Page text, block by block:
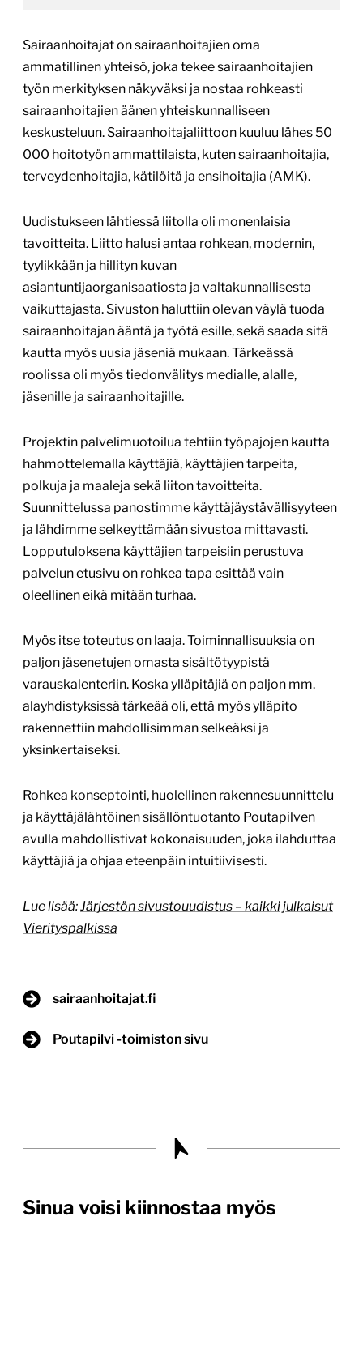
Sairaanhoitajat on sairaanhoitajien oma
ammatillinen yhteisö, joka tekee sairaanhoitajien
työn merkityksen näkyväksi ja nostaa rohkeasti
sairaanhoitajien äänen yhteiskunnalliseen
keskusteluun. Sairaanhoitajaliittoon kuuluu lähes 50
000 hoitotyön ammattilaista, kuten sairaanhoitajia,
terveydenhoitajia, kätilöitä ja ensihoitajia (AMK).
Uudistukseen lähtiessä liitolla oli monenlaisia
tavoitteita. Liitto halusi antaa rohkean, modernin,
tyylikkään ja hillityn kuvan
asiantuntijaorganisaatiosta ja valtakunnallisesta
vaikuttajasta. Sivuston haluttiin olevan väylä tuoda
sairaanhoitajan ääntä ja työtä esille, sekä saada sitä
kautta myös uusia jäseniä mukaan. Tärkeässä
roolissa oli myös tiedonvälitys medialle, alalle,
jäsenille ja sairaanhoitajille.
Projektin palvelimuotoilua tehtiin työpajojen kautta
hahmottelemalla käyttäjiä, käyttäjien tarpeita,
polkuja ja maaleja sekä liiton tavoitteita.
Suunnittelussa panostimme käyttäjäystävällisyyteen
ja lähdimme selkeyttämään sivustoa mittavasti.
Lopputuloksena käyttäjien tarpeisiin perustuva
palvelun etusivu on rohkea tapa esittää vain
oleellinen eikä mitään turhaa.
Myös itse toteutus on laaja. Toiminnallisuuksia on
paljon jäsenetujen omasta sisältötyypistä
varauskalenteriin. Koska ylläpitäjiä on paljon mm.
alayhdistyksissä tärkeää oli, että myös ylläpito
rakennettiin mahdollisimman selkeäksi ja
yksinkertaiseksi.
Rohkea konseptointi, huolellinen rakennesuunnittelu
ja käyttäjälähtöinen sisällöntuotanto Poutapilven
avulla mahdollistivat kokonaisuuden, joka ilahduttaa
käyttäjiä ja ohjaa eteenpäin intuitiivisesti.
Lue lisää:Järjestön sivustouudistus – kaikki julkaisut
Vierityspalkissa
sairaanhoitajat.fi
Poutapilvi -toimiston sivu
Sinua voisi kiinnostaa myös